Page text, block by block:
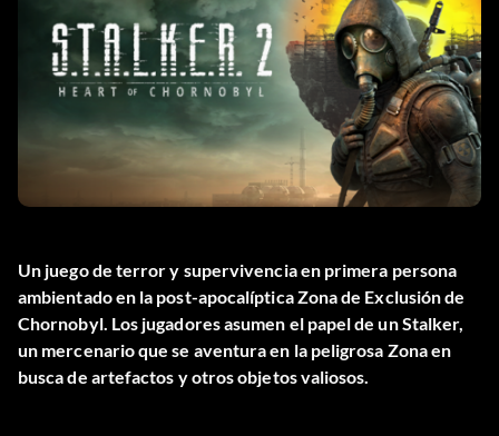
Un juego de terror y supervivencia en primera persona
ambientado en la post-apocalíptica Zona de Exclusión de
Chornobyl. Los jugadores asumen el papel de un Stalker,
un mercenario que se aventura en la peligrosa Zona en
busca de artefactos y otros objetos valiosos.